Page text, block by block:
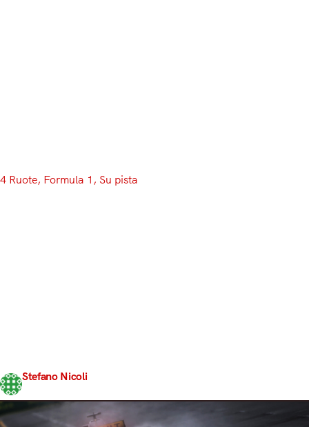
4 Ruote, Formula 1 , Su pista
Stefano Nicoli